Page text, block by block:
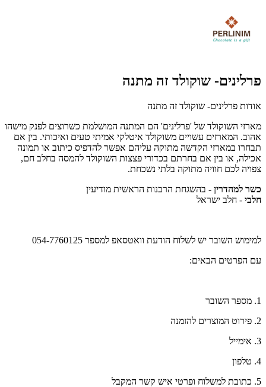
פרלינים- שוקולד זה מתנה
אודות פרלינים- שוקולד זה מתנה
מארזי השוקולד של 'פרלינים' הם המתנה המושלמת כשרוצים לפנק מישהו
אהוב. המארזים עשויים משוקולד איטלקי אמיתי טעים ואיכותי. בין אם
תבחרו במארזי הקדשה מתוקה עליהם אפשר להדפיס כיתוב או תמונה
אכילה, או בין אם בחרתם בכדורי פצצות השוקולד להמסה בחלב חם,
צפויה לכם חוויה מתוקה בלתי נשכחת.
כשר למהדרין - בהשגחת הרבנות הראשית מודיעין
חלבי - חלב ישראל
למימוש השובר יש לשלוח הודעת וואטסאפ למספר 054-7760125
עם הפרטים הבאים:
1. מספר השובר
2. פירוט המוצרים להזמנה
3. אימייל
4. טלפון
5. כתובת למשלוח ופרטי איש קשר המקבל